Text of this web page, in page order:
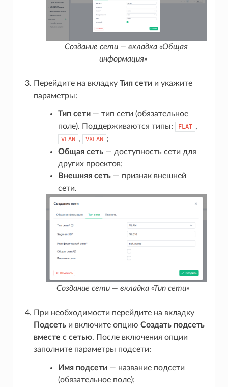
Создание сети — вкладка «Общая
информация»
Перейдите на вкладку Тип сетии укажите
параметры:
Тип сети— тип сети (обязательное
поле). Поддерживаются типы:
FLAT ,
VLAN , VXLAN ;
Общая сеть— доступность сети для
других проектов;
Внешняя сеть— признак внешней
сети.
Создание сети — вкладка «Тип сети»
При необходимости перейдите на вкладку
Подсетьи включите опцию Создать подсеть
вместе с сетью. После включения опции
заполните параметры подсети:
Имя подсети— название подсети
(обязательное поле);